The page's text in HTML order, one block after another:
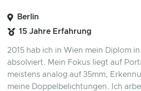
Berlin
15 Jahre Erfahrung
2015 hab ich in Wien mein Diplom
absolviert. Mein Fokus liegt auf
meistens analog auf 35mm,
meine Doppelbelichtungen. Ich